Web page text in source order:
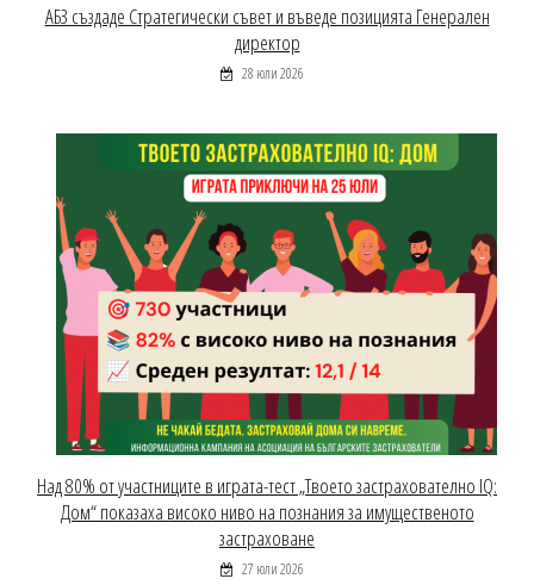
АБЗ създаде Стратегически съвет и въведе позицията Генерален
директор
28 юли 2026
Над 80% от участниците в играта-тест „Твоето застрахователно IQ:
Дом“ показаха високо ниво на познания за имущественото
застраховане
27 юли 2026